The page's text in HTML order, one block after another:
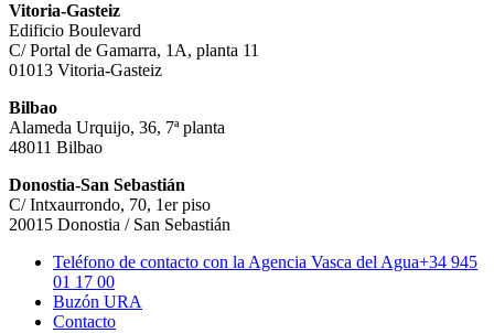
Vitoria-Gasteiz
Edificio Boulevard
C/ Portal de Gamarra, 1A, planta 11
01013 Vitoria-Gasteiz
Bilbao
Alameda Urquijo, 36, 7ª planta
48011 Bilbao
Donostia-San Sebastián
C/ Intxaurrondo, 70, 1er piso
20015 Donostia / San Sebastián
Teléfono de contacto con la Agencia Vasca del Agua+34 945
01 17 00
Buzón URA
Contacto